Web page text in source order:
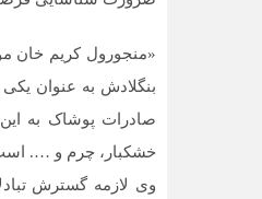
«منجورول کریم خان
بنگلادش به عنوان
صادرات پوشاک به
خشکبار، چرم و …. است
وی لازمه گسترش